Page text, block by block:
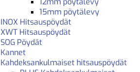
15mm pöytälevy
INOX Hitsauspöydät
XWT Hitsauspöydät
SOG Pöydät
Kannet
Kahdeksankulmaiset hitsauspöydät